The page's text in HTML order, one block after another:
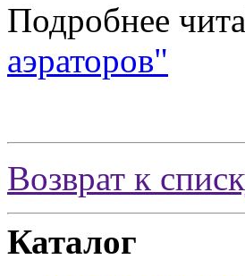
Подробнее
аэраторов"
Возврат к
Каталог